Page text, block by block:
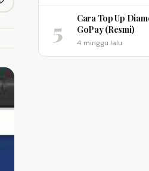
link
5
Cara Top Up
GoPay (Resmi)
4 minggu lalu